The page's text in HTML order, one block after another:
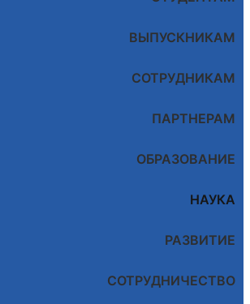
ВЫПУСКНИКАМ
СОТРУДНИКАМ
ПАРТНЕРАМ
ОБРАЗОВАНИЕ
НАУКА
РАЗВИТИЕ
СОТРУДНИЧЕСТВО